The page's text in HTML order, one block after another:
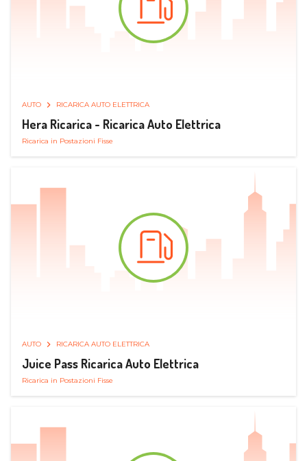
AUTO RICARICA AUTO ELETTRICA
Hera Ricarica - Ricarica Auto Elettrica
Ricarica in Postazioni Fisse
AUTO RICARICA AUTO ELETTRICA
Juice Pass Ricarica Auto Elettrica
Ricarica in Postazioni Fisse